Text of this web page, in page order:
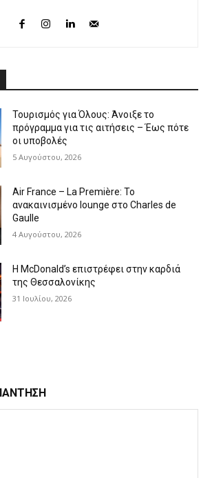
Τουρισμός για Όλους: Άνοιξε το
πρόγραμμα για τις αιτήσεις – Έως πότε
οι υποβολές
5 Αυγούστου, 2026
Air France – La Première: Το
ανακαινισμένο lounge στο Charles de
Gaulle
4 Αυγούστου, 2026
Η McDonald’s επιστρέφει στην καρδιά
της Θεσσαλονίκης
31 Ιουλίου, 2026